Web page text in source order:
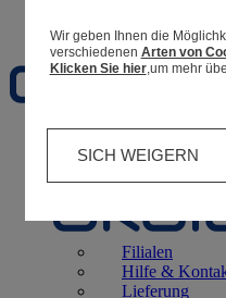
Filialen
Hilfe &
Lieferung
Wir geben Ihnen die
verschiedenen Arten von
Klicken Sie hier,um mehr
SICH WEIGERN